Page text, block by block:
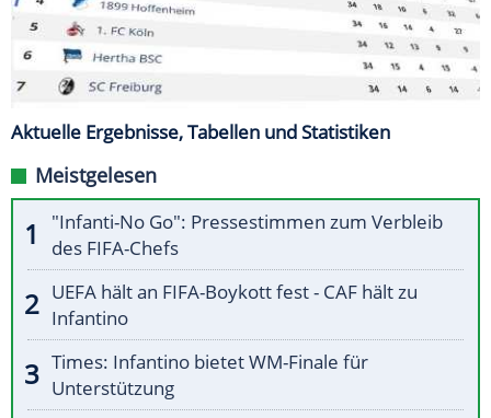
Aktuelle Ergebnisse, Tabellen und Statistiken
Meistgelesen
"Infanti-No Go": Pressestimmen zum Verbleib
des FIFA-Chefs
UEFA hält an FIFA-Boykott fest - CAF hält zu
Infantino
Times: Infantino bietet WM-Finale für
Unterstützung